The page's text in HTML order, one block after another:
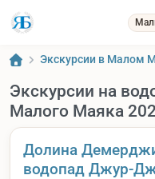
Экскурсии в Малом
Экскурсии на
Малого Маяка
Долина
водопад Джур-